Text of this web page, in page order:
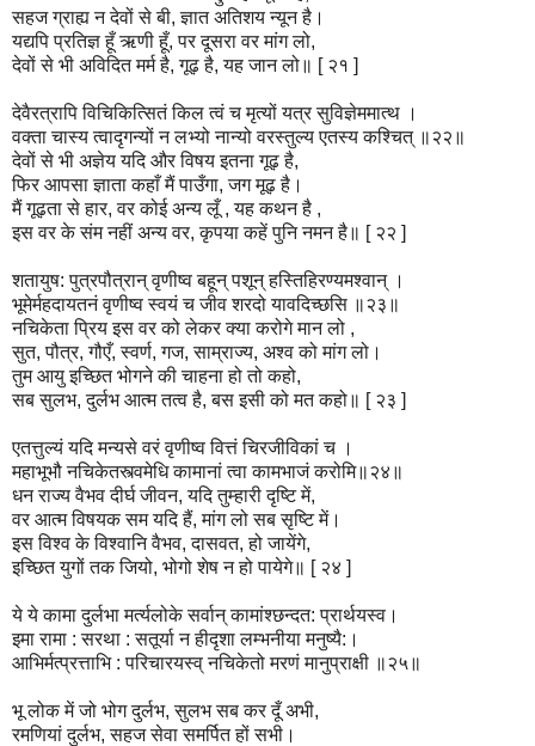
सहज ग्राह्य न देवों से बी, ज्ञात अतिशय न्यून है।
यद्यपि प्रतिज्ञ हूँ ऋणी हूँ, पर दूसरा वर मांग लो,
देवों से भी अविदित मर्म है, गूढ़ है, यह जान लो॥ [ २१ ]
देवैरत्रापि विचिकित्सितं किल त्वं च मृत्यों यत्र सुविज्ञेममात्थ ।
वक्ता चास्य त्वादृगन्यों न लभ्यो नान्यो वरस्तुल्य एतस्य कश्चित् ॥२२॥
देवों से भी अज्ञेय यदि और विषय इतना गूढ़ है,
फिर आपसा ज्ञाता कहाँ मैं पाउँगा, जग मूढ़ है।
मैं गूढ़ता से हार, वर कोई अन्य लूँ , यह कथन है ,
इस वर के संम नहीं अन्य वर, कृपया कहें पुनि नमन है॥ [ २२ ]
शतायुष: पुत्रपौत्रान् वृणीष्व बहून् पशून् हस्तिहिरण्यमश्वान् ।
भूमेर्महदायतनं वृणीष्व स्वयं च जीव शरदो यावदिच्छसि ॥२३॥
नचिकेता प्रिय इस वर को लेकर क्या करोगे मान लो ,
सुत, पौत्र, गौएँ, स्वर्ण, गज, साम्राज्य, अश्व को मांग लो।
तुम आयु इच्छित भोगने की चाहना हो तो कहो,
सब सुलभ, दुर्लभ आत्म तत्व है, बस इसी को मत कहो॥ [ २३ ]
एतत्तुल्यं यदि मन्यसे वरं वृणीष्व वित्तं चिरजीविकां च ।
महाभूभौ नचिकेतस्त्वमेधि कामानां त्वा कामभाजं करोमि॥२४॥
धन राज्य वैभव दीर्घ जीवन, यदि तुम्हारी दृष्टि में,
वर आत्म विषयक सम यदि हैं, मांग लो सब सृष्टि में।
इस विश्व के विश्वानि वैभव, दासवत, हो जायेंगे,
इच्छित युगों तक जियो, भोगो शेष न हो पायेगे॥ [ २४ ]
ये ये कामा दुर्लभा मर्त्यलोके सर्वान् कामांश्छन्दत: प्रार्थयस्व।
इमा रामा : सरथा : सतूर्या न हीदृशा लम्भनीया मनुष्यै:।
आभिर्मत्प्रत्ताभि : परिचारयस्व् नचिकेतो मरणं मानुप्राक्षी ॥२५॥
भू लोक में जो भोग दुर्लभ, सुलभ सब कर दूँ अभी,
रमणियां दुर्लभ, सहज सेवा समर्पित हों सभी।